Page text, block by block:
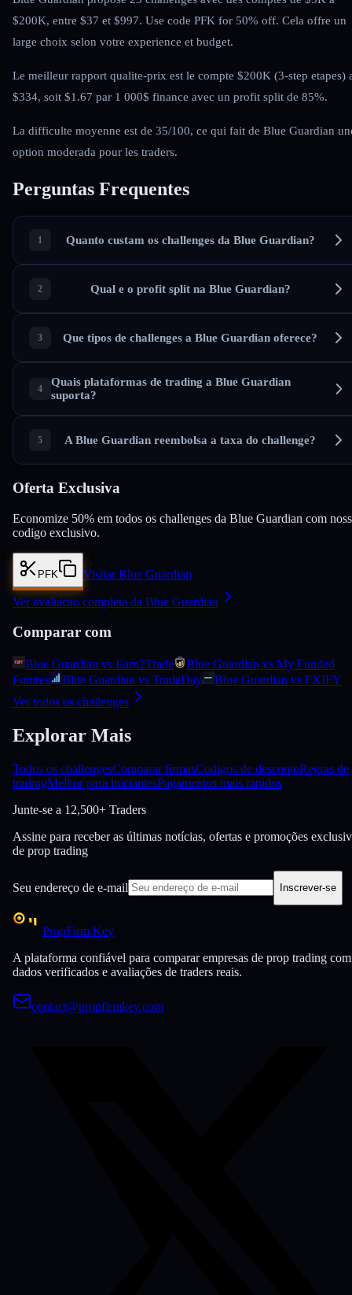
$200K, entre $37 et $997. Use code PFK for 50% off. Cela offre un
large choix selon votre experience et budget.
Le meilleur rapport qualite-prix est le compte $200K (3-step etapes)
$334, soit $1.67 par 1 000$ finance avec un profit split de 85%.
La difficulte moyenne est de 35/100, ce qui fait de Blue Guardian
option moderada pour les traders.
Perguntas Frequentes
Quanto custam os challenges da Blue Guardian?
Qual e o profit split na Blue Guardian?
Que tipos de challenges a Blue Guardian oferece?
Quais plataformas de trading a Blue Guardian
suporta?
A Blue Guardian reembolsa a taxa do challenge?
Oferta Exclusiva
Economize 50% em todos os challenges da Blue Guardian com
codigo exclusivo.
PFK Visitar Blue Guardian
Ver avaliacao completa da Blue Guardian
Comparar com
Blue Guardian vs Earn2Trade
Blue Guardian vs My Funded
Futures
Blue Guardian vs TradeDay
Blue Guardian vs FXIFY
Ver todos os challenges
Explorar Mais
Todos os challengesComparar firmasCodigos de descontoRegras de
tradingMelhor para iniciantesPagamentos mais rapidos
Junte-se a 12,500+ Traders
Assine para receber as últimas notícias, ofertas e promoções
de prop trading
Seu endereço de e-mail Inscrever-se
PropFirm Key
A plataforma confiável para comparar empresas de prop trading com
dados verificados e avaliações de traders reais.
contact@propfirmkey.com